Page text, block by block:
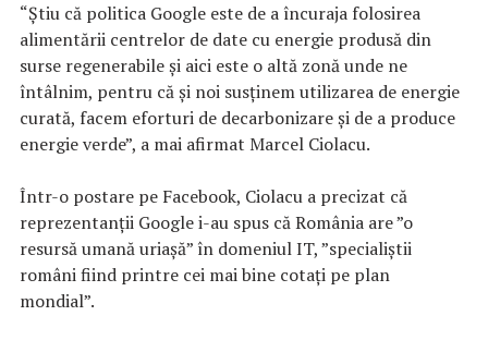
“Ştiu că politica Google este de a încuraja folosirea
alimentării centrelor de date cu energie produsă din
surse regenerabile şi aici este o altă zonă unde ne
întâlnim, pentru că şi noi susţinem utilizarea de energie
curată, facem eforturi de decarbonizare şi de a produce
energie verde”, a mai afirmat Marcel Ciolacu.
Într-o postare pe Facebook, Ciolacu a precizat că
reprezentanţii Google i-au spus că România are ”o
resursă umană uriaşă” în domeniul IT, ”specialiştii
români fiind printre cei mai bine cotaţi pe plan
mondial”.